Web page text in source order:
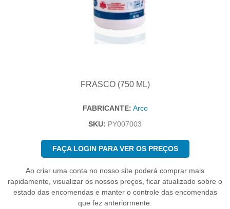
FRASCO (750 ML)
FABRICANTE: Arco
SKU: PY007003
FAÇA LOGIN PARA VER OS PREÇOS
Ao criar uma conta no nosso site poderá comprar mais
rapidamente, visualizar os nossos preços, ficar atualizado sobre o
estado das encomendas e manter o controle das encomendas
que fez anteriormente.